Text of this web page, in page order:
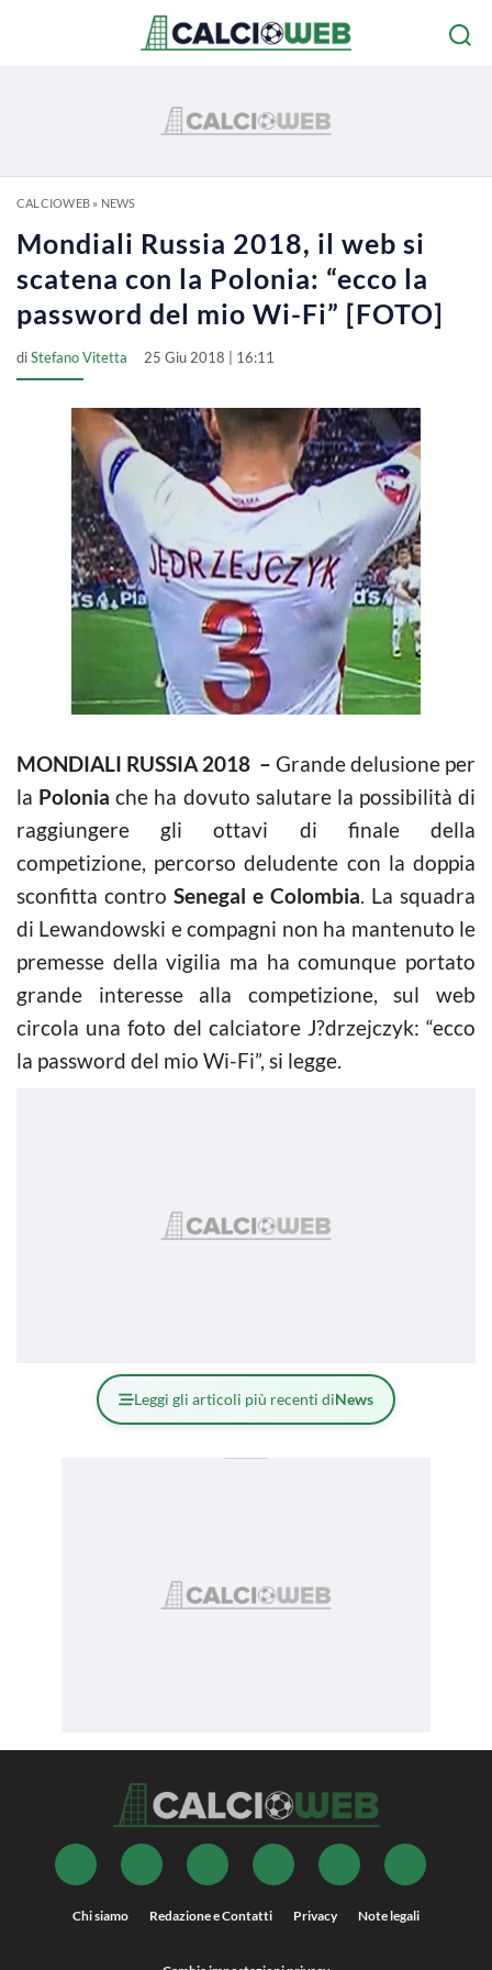
CALCIOWEB» NEWS
Mondiali Russia 2018, il web si
scatena con la Polonia: “ecco la
password del mio Wi-Fi” [FOTO]
diStefano Vitetta 25 Giu 2018 | 16:11
MONDIALI RUSSIA 2018 – Grande delusione per
la Polonia che ha dovuto salutare la possibilità di
raggiungere gli ottavi di finale della
competizione, percorso deludente con la doppia
sconfitta contro Senegal e Colombia. La squadra
di Lewandowski e compagni non ha mantenuto le
premesse della vigilia ma ha comunque portato
grande interesse alla competizione, sul web
circola una foto del calciatore J?drzejczyk: “ecco
la password del mio Wi-Fi”, si legge.
Leggi gli articoli più recenti diNews
Chi siamo Redazione e Contatti Privacy Note legali